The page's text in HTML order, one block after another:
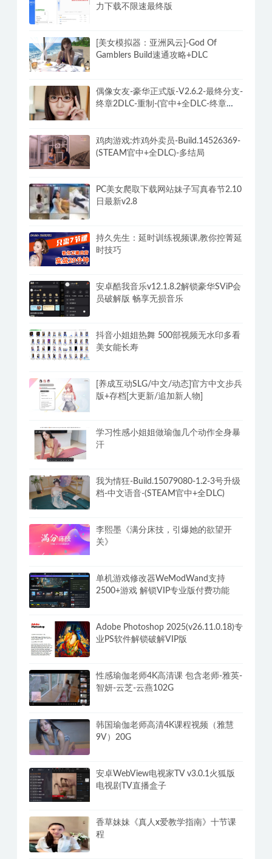
力下载不限速最终版
[美女模拟器：亚洲风云]-God Of
Gamblers Build速通攻略+DLC
偶像女友-豪华正式版-V2.6.2-最终分支-
终章2DLC-重制-(官中+全DLC-终章
鸡肉游戏:炸鸡外卖员-Build.14526369-
(STEAM官中+全DLC)-多结局
PC美女爬取下载网站妹子写真春节2.10
日最新v2.8
持久先生：延时训练视频课,教你控菁延
时技巧
安卓酷我音乐v12.1.8.2解锁豪华SViP会
员破解版 畅享无损音乐
抖音小姐姐热舞 500部视频无水印多看
美女能长寿
[养成互动SLG/中文/动态]官方中文步兵
版+存档[大更新/追加新人物]
学习性感小姐姐做瑜伽几个动作全身暴
汗
我为情狂-Build.15079080-1.2-3号升级
档-中文语音-(STEAM官中+全DLC)
李熙墨《满分床技，引爆她的欲望开
关》
单机游戏修改器WeModWand支持
2500+游戏 解锁VIP专业版付费功能
Adobe Photoshop 2025(v26.11.0.18)专
业PS软件解锁破解VIP版
性感瑜伽老师4K高清课 包含老师-雅英-
智妍-云芝-云燕102G
韩国瑜伽老师高清4K课程视频（雅慧
9V）20G
安卓WebView电视家TV v3.0.1火狐版
电视剧TV直播盒子
香草妹妹《真人x爱教学指南》十节课
程